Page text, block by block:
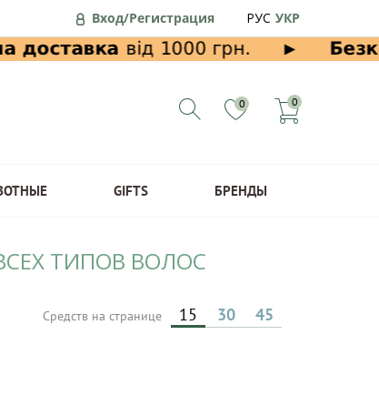
Вход/Регистрация РУС УКР
0 0
GIFTS БРЕНДЫ
ТИПОВ ВОЛОС
Средств на странице 15 30 45